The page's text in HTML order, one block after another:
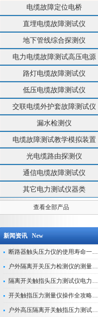
电缆故障定位电桥
直埋电缆故障测试仪
地下管线综合探测仪
电力电缆故障测试高压电源
路灯电缆故障测试仪
低压电缆故障测试仪
交联电缆外护套故障测试仪
漏水检测仪
电缆故障测试教学模拟装置
光电缆路由探测仪
通信电缆故障测试仪
其它电力测试仪器类
查看全部产品
新闻资讯 New
断路器触头压力仪的使用寿命一般是多久？
户外隔离开关压力检测仪的测量数据如何与GIS系统对接实现智能化运维？
隔离开关触指头压力测试仪电力系统安全运行的“定海神针”
开关触指压力测量仪操作全攻略：从准备到精准测量的实战指南
户外高压隔离开关触指压力测试仪的作用与价值